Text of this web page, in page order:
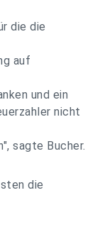
die die
auf
und ein
nicht
sagte Bucher.
die